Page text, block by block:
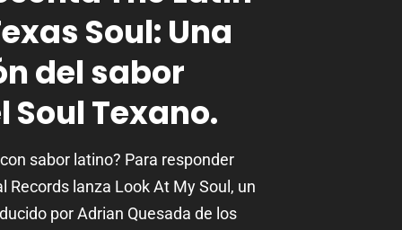
Soul: Una
del sabor
Soul Texano.
sabor latino? Para responder
Records lanza Look At My Soul, un
por Adrian Quesada de los